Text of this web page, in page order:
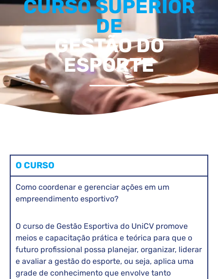
CURSO SUPERIOR
DE
GESTÃO DO
ESPORTE
O CURSO
Como coordenar e gerenciar ações em um
empreendimento esportivo?
O curso de Gestão Esportiva do UniCV promove
meios e capacitação prática e teórica para que o
futuro profissional possa planejar, organizar, liderar
e avaliar a gestão do esporte, ou seja, aplica uma
grade de conhecimento que envolve tanto